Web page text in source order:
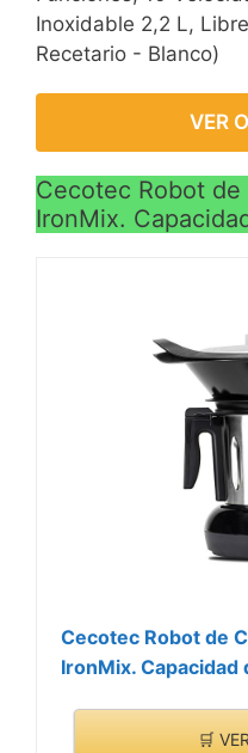
Inoxidable 2,2 L,
Recetario - Blanco)
VER
Cecotec Robot
IronMix.
Cecotec Robot de
IronMix. Capacidad
🛒